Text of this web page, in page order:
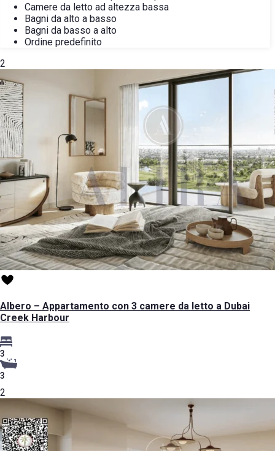
Camere da letto ad altezza bassa
Bagni da alto a basso
Bagni da basso a alto
Ordine predefinito
2
Albero – Appartamento con 3 camere da letto a Dubai
Creek Harbour
3
3
2